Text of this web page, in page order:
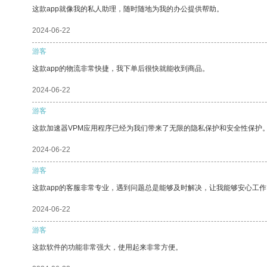
这款app就像我的私人助理，随时随地为我的办公提供帮助。
2024-06-22
游客
这款app的物流非常快捷，我下单后很快就能收到商品。
2024-06-22
游客
这款加速器VPM应用程序已经为我们带来了无限的隐私保护和安全性保护
2024-06-22
游客
这款app的客服非常专业，遇到问题总是能够及时解决，让我能够安心工
2024-06-22
游客
这款软件的功能非常强大，使用起来非常方便。